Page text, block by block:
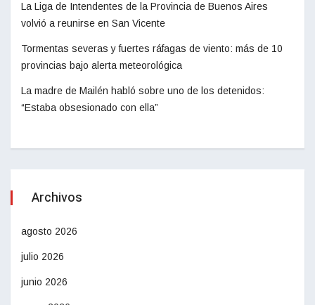
La Liga de Intendentes de la Provincia de Buenos Aires
volvió a reunirse en San Vicente
Tormentas severas y fuertes ráfagas de viento: más de 10
provincias bajo alerta meteorológica
La madre de Mailén habló sobre uno de los detenidos:
“Estaba obsesionado con ella”
Archivos
agosto 2026
julio 2026
junio 2026